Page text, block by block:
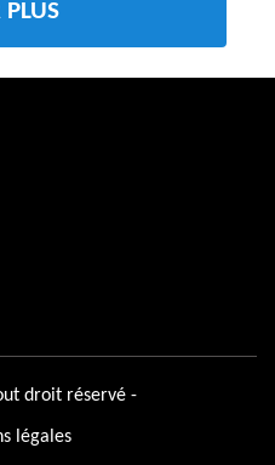
droit réservé -
légales